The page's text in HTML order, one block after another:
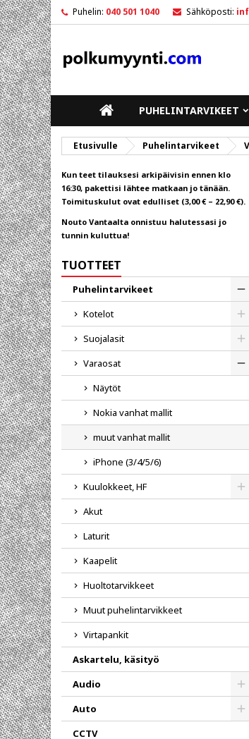
Puhelin: 040 501 1040 Sähköposti:
ETUSIVULLE
PUHELINTARVIKEET
Etusivulle Puhelintarvikeet
Kun teet tilauksesi arkipäivisin ennen klo
16:30, pakettisi lähtee matkaan jo tänään.
Toimituskulut ovat edulliset (3,00 € – 22,90 €).
Nouto Vantaalta onnistuu halutessasi jo
tunnin kuluttua!
TUOTTEET
Puhelintarvikeet
Kotelot
Suojalasit
Varaosat
Näytöt
Nokia vanhat mallit
muut vanhat mallit
iPhone (3/4/5/6)
Kuulokkeet, HF
Akut
Laturit
Kaapelit
Huoltotarvikkeet
Muut puhelintarvikkeet
Virtapankit
Askartelu, käsityö
Audio
Auto
CCTV